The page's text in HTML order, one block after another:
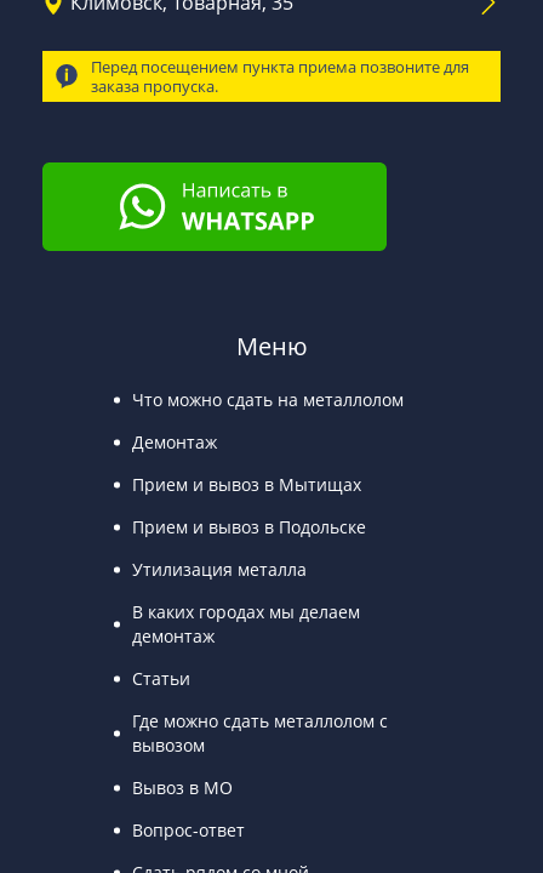
Перед посещением пункта приема позвоните для
заказа пропуска.
Меню
Что можно сдать на металлолом
Демонтаж
Прием и вывоз в Мытищах
Прием и вывоз в Подольске
Утилизация металла
В каких городах мы делаем
демонтаж
Статьи
Где можно сдать металлолом с
вывозом
Вывоз в МО
Вопрос-ответ